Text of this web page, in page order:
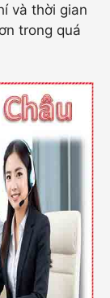
và thời gian
trong quá